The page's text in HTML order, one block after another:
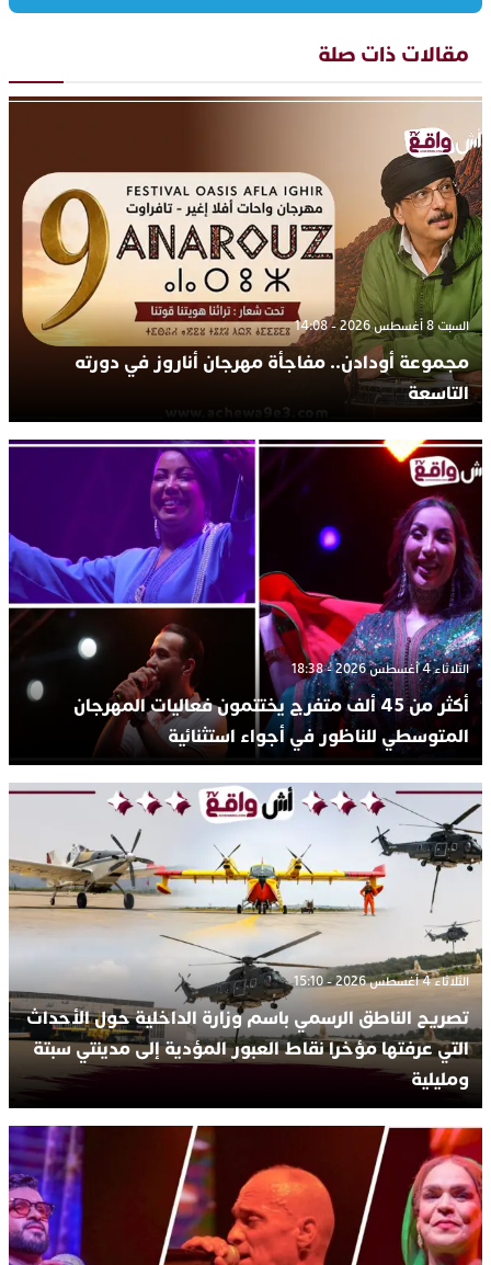
مقالات ذات صلة
السبت 8 أغسطس 2026 - 14:08
مجموعة أودادن.. مفاجأة مهرجان أناروز في دورته
التاسعة
الثلاثاء 4 أغسطس 2026 - 18:38
أكثر من 45 ألف متفرج يختتمون فعاليات المهرجان
المتوسطي للناظور في أجواء استثنائية
الثلاثاء 4 أغسطس 2026 - 15:10
تصريح الناطق الرسمي باسم وزارة الداخلية حول الأحداث
التي عرفتها مؤخرا نقاط العبور المؤدية إلى مدينتي سبتة
ومليلية